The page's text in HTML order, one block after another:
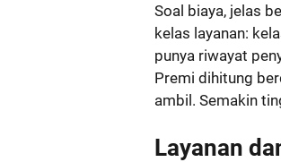
Soal biaya, jelas
kelas layanan:
punya riwayat
Premi dihitung
ambil. Semakin
Layanan